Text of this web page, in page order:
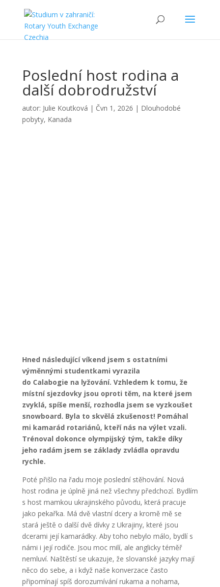
Poslední host rodina a
další dobrodružství
autor: Julie Koutková | Čvn 1, 2026 | Dlouhodobé
pobyty, Kanada
Hned následující víkend jsem s ostatními
výměnnými studentkami vyrazila
do Calabogie na lyžování. Vzhledem k tomu, že
místní sjezdovky jsou oproti těm, na které jsem
zvyklá, spíše menší, rozhodla jsem se vyzkoušet
snowboard. Byla to skvělá zkušenost! Pomáhal
mi kamarád rotariánů, kteří nás na výlet vzali.
Trénoval dokonce olympijský tým, takže díky
jeho radám jsem se základy zvládla opravdu
rychle.
Poté přišlo na řadu moje poslední stěhování. Nová
host rodina je úplně jiná než všechny předchozí. Bydlím
s host mamkou ukrajinského původu, která pracuje
jako pekařka. Má dvě vlastní dcery a kromě mě se
stará ještě o další dvě dívky z Ukrajiny, které jsou
dcerami její kamarádky. Aby toho nebylo málo, bydlí s
námi i její rodiče. Jsou moc milí, ale anglicky téměř
nemluví. Naštěstí se ukazuje, že slovanské jazyky mají
něco do sebe, a i když naše konverzace často
připomínají spíš dorozumívání rukama a nohama,